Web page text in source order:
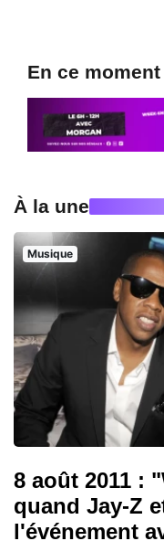
En ce
À la une
Musique
8 août 2011 :
quand Jay-Z
l'événement